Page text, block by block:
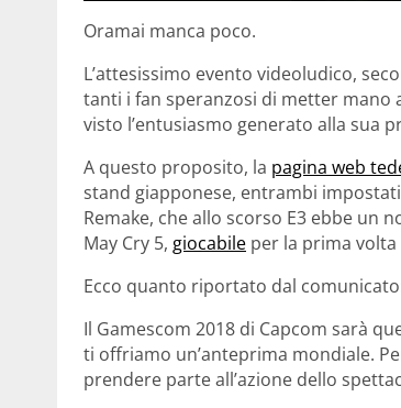
Oramai manca poco.
L’attesissimo evento videoludico,
tanti i fan speranzosi di metter mano
visto l’entusiasmo generato alla sua
A questo proposito, la pagina web
stand giapponese, entrambi
Remake, che allo scorso E3 ebbe un
May Cry 5, giocabile per la prima volta
Ecco quanto riportato dal
Il Gamescom 2018 di Capcom sarà
ti offriamo un’anteprima mondiale.
prendere parte all’azione dello